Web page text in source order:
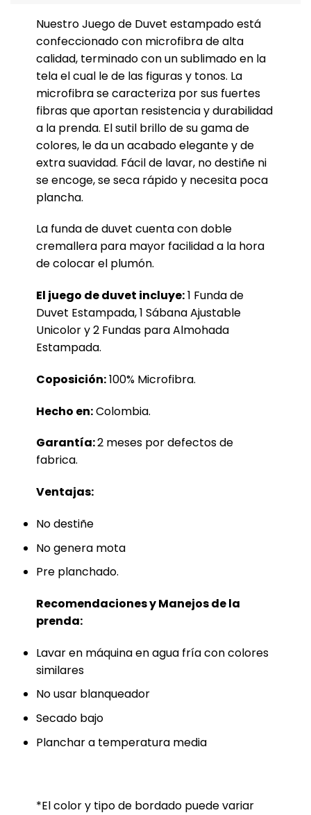
Nuestro Juego de Duvet estampado está
confeccionado con microfibra de alta
calidad, terminado con un sublimado en la
tela el cual le de las figuras y tonos. La
microfibra se caracteriza por sus fuertes
fibras que aportan resistencia y durabilidad
a la prenda. El sutil brillo de su gama de
colores, le da un acabado elegante y de
extra suavidad. Fácil de lavar, no destiñe ni
se encoge, se seca rápido y necesita poca
plancha.
La funda de duvet cuenta con doble
cremallera para mayor facilidad a la hora
de colocar el plumón.
El juego de duvet incluye:1 Funda de
Duvet Estampada, 1 Sábana Ajustable
Unicolor y 2 Fundas para Almohada
Estampada.
Coposición:100% Microfibra.
Hecho en:Colombia.
Garantía:2 meses por defectos de
fabrica.
Ventajas:
No destiñe
No genera mota
Pre planchado.
Recomendaciones y Manejos de la
prenda:
Lavar en máquina en agua fría con colores
similares
No usar blanqueador
Secado bajo
Planchar a temperatura media
*El color y tipo de bordado puede variar